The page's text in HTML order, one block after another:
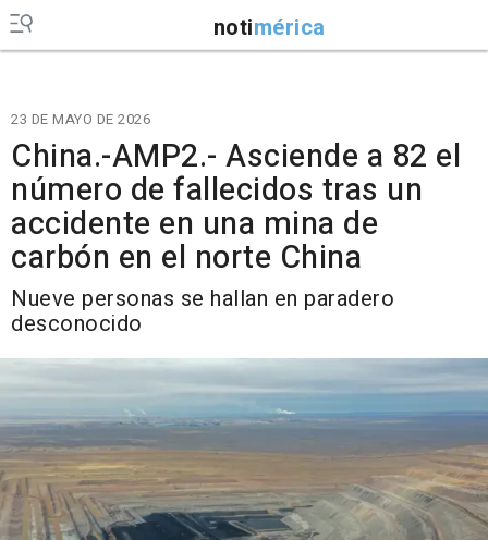
notimérica
23 DE MAYO DE 2026
China.-AMP2.- Asciende a 82 el
número de fallecidos tras un
accidente en una mina de
carbón en el norte China
Nueve personas se hallan en paradero
desconocido